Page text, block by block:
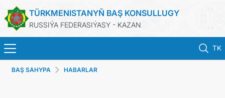
TÜRKMENISTANYŇ BAŞ KONSULLUGY
RUSSIÝA FEDERASIÝASY - KAZAN
TK
BAŞ SAHYPA
BAŞ SAHYPA HABARLAR